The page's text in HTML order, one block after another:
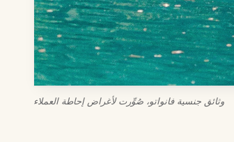
وثائق جنسية فانواتو، صُوِّرت لأغراض إحاطة العملاء